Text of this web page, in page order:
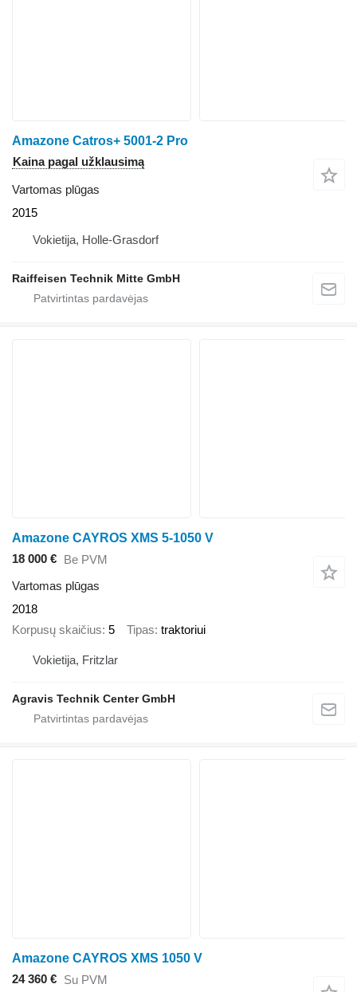
Amazone Catros+ 5001-2 Pro
Kaina pagal užklausimą
Vartomas plūgas
2015
Vokietija, Holle-Grasdorf
Raiffeisen Technik Mitte GmbH
Amazone CAYROS XMS 5-1050 V
18 000 € Be PVM
Vartomas plūgas
2018
Korpusų skaičius 5 Tipas traktoriui
Vokietija, Fritzlar
Agravis Technik Center GmbH
Amazone CAYROS XMS 1050 V
24 360 € Su PVM